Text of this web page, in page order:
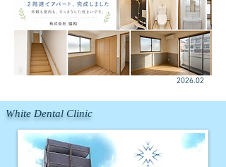
​2026.02
White Dental Clinic